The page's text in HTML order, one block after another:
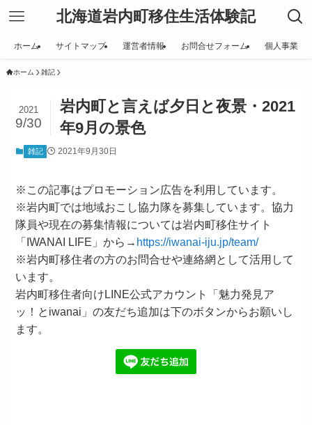
北海道岩内町移住生活体験記
ホーム サイトマップ 運営者情報 お問合せフォーム 個人事業
ホーム 雑記
岩内町と言えば夕日と夜景・2021
年9月の景色
2021
9/30
雑記 2021年9月30日
※この記事はプロモーション広告を利用しています。
※岩内町では地域おこし協力隊を募集しています。協力
隊員や現在の募集情報については岩内町移住サイト
「IWANAI LIFE」から→ https://iwanai-iju.jp/team/
※岩内町移住者の方のお問合せや連絡網として活用して
います。
岩内町移住者向けLINE公式アカウント「魅力発見ア
ッ！とiwanai」の友だち追加は下のボタンからお願いし
ます。